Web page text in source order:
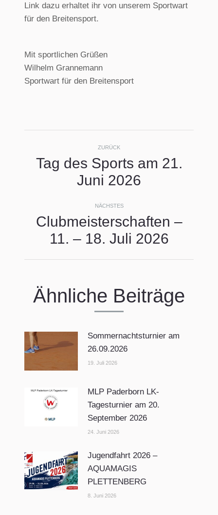
Link dazu erhaltet ihr von unserem Sportwart
für den Breitensport.
Mit sportlichen Grüßen
Wilhelm Grannemann
Sportwart für den Breitensport
ZURÜCK
Vorheriger
Beitrag:
Tag des Sports am 21.
Juni 2026
NÄCHSTES
Nächster
Beitrag:
Clubmeisterschaften –
11. – 18. Juli 2026
Ähnliche Beiträge
Sommernachtsturnier am
26.09.2026
19. Juli 2026
MLP Paderborn LK-
Tagesturnier am 20.
September 2026
24. Juni 2026
Jugendfahrt 2026 –
AQUAMAGIS
PLETTENBERG
8. Juni 2026